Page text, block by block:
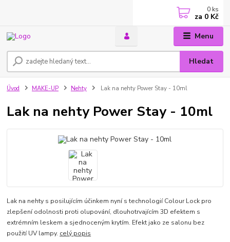
Menu
Hledat
0 ks
za 0 Kč
Úvod MAKE-UP Nehty Lak na nehty Power Stay - 10ml
Lak na nehty Power Stay - 10ml
Lak na nehty s posilujícím účinkem nyní s technologií Colour Lock pro
zlepšení odolnosti proti olupování, dlouhotrvajícím 3D efektem s
extrémním leskem a sjednoceným krytím. Efekt jako ze salonu bez
použití UV lampy. celý popis